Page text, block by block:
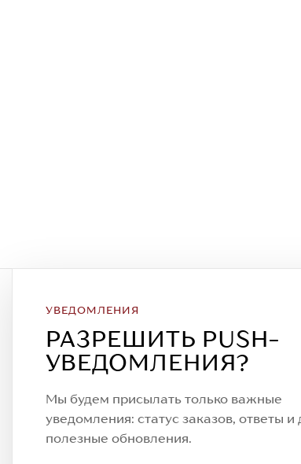
УВЕДОМЛЕНИЯ
РАЗРЕШИТЬ PUSH-
УВЕДОМЛЕНИЯ?
Мы будем присылать только важные
уведомления: статус заказов, ответы и
полезные обновления.
Подписаться на
Всегда будьте в курсе новых
спецпредложений!